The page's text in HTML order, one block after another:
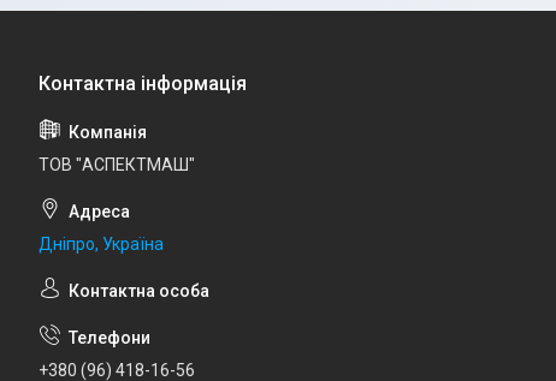
ТОВ "АСПЕКТМАШ"
Дніпро, Україна
+380 (96) 418-16-56